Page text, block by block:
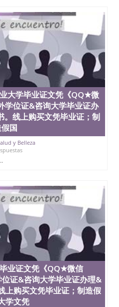
大学毕业证文凭《QQ★微
位证&咨询大学毕业证办
。线上购买文凭毕业证；制
国
y Belleza
业证文凭《QQ★微信
证&咨询大学毕业证办理&
上购买文凭毕业证；制造假
学文凭